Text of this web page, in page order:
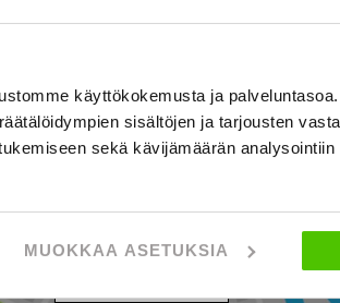
käyttökokemusta ja
sisältöjen ja tarjousten
sekä kävijämäärän
MUOKKAA ASETUKSIA